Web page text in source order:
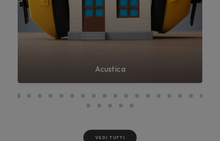
Acustica
VEDI TUTTI